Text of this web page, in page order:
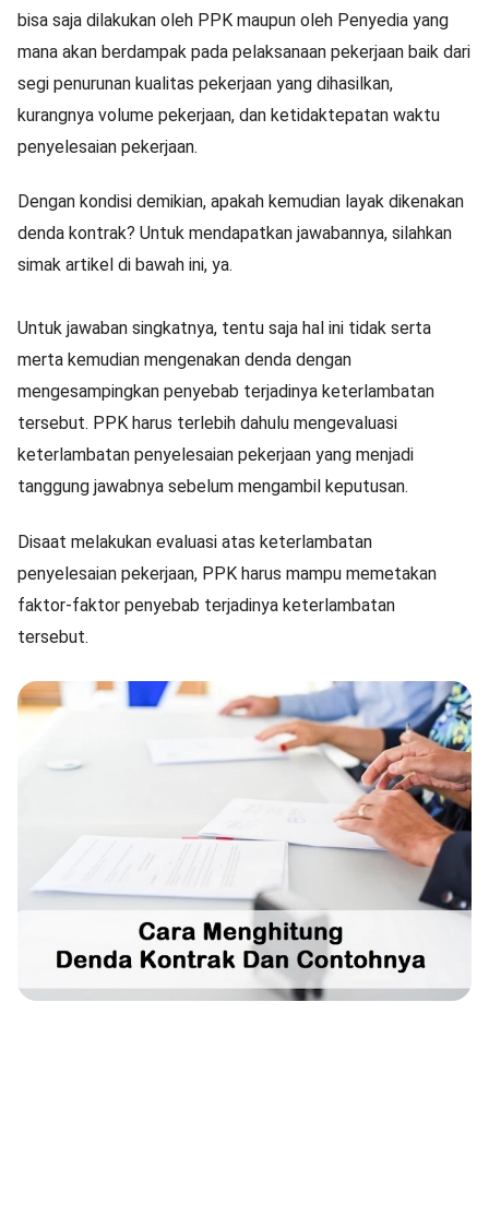
bisa saja dilakukan oleh PPK maupun oleh Penyedia yang
mana akan berdampak pada pelaksanaan pekerjaan baik dari
segi penurunan kualitas pekerjaan yang dihasilkan,
kurangnya volume pekerjaan, dan ketidaktepatan waktu
penyelesaian pekerjaan.
Dengan kondisi demikian, apakah kemudian layak dikenakan
denda kontrak? Untuk mendapatkan jawabannya, silahkan
simak artikel di bawah ini, ya.
Untuk jawaban singkatnya, tentu saja hal ini tidak serta
merta kemudian mengenakan denda dengan
mengesampingkan penyebab terjadinya keterlambatan
tersebut. PPK harus terlebih dahulu mengevaluasi
keterlambatan penyelesaian pekerjaan yang menjadi
tanggung jawabnya sebelum mengambil keputusan.
Disaat melakukan evaluasi atas keterlambatan
penyelesaian pekerjaan, PPK harus mampu memetakan
faktor-faktor penyebab terjadinya keterlambatan
tersebut.